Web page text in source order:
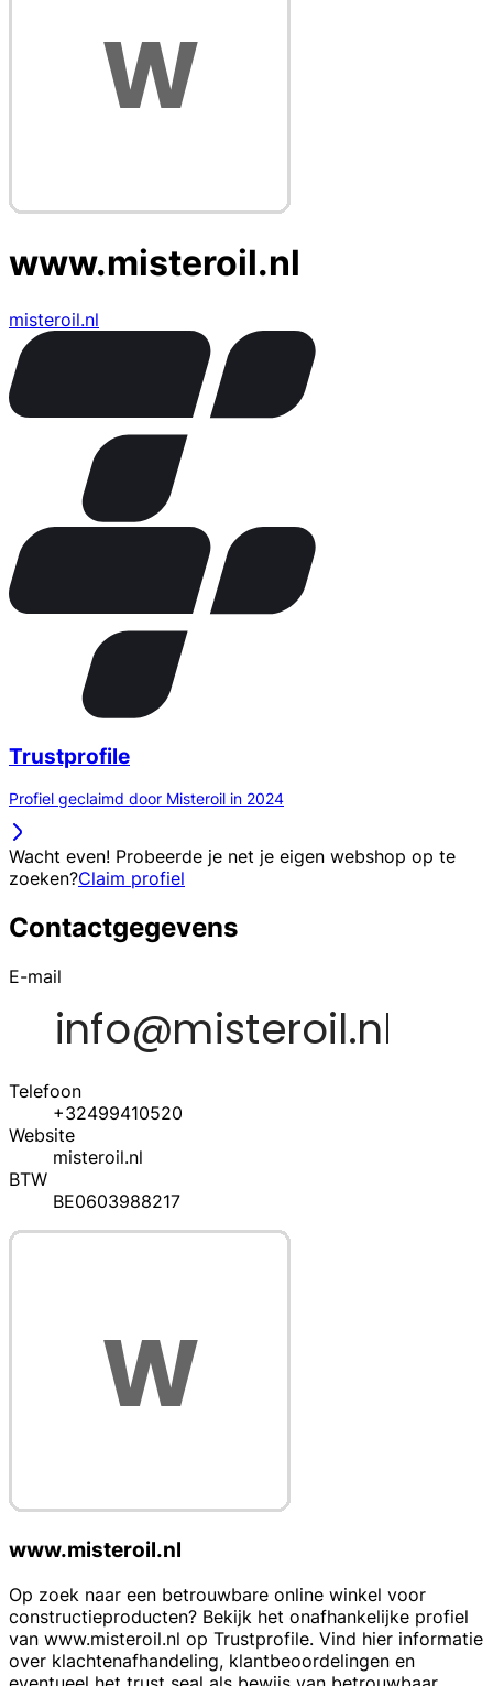
www.misteroil.nl
misteroil.nl
Trustprofile
Profiel geclaimd door Misteroil in 2024
Wacht even! Probeerde je net je eigen webshop op te
zoeken?Claim profiel
Contactgegevens
E-mail
Telefoon
+32499410520
Website
misteroil.nl
BTW
BE0603988217
www.misteroil.nl
Op zoek naar een betrouwbare online winkel voor
constructieproducten? Bekijk het onafhankelijke profiel
van www.misteroil.nl op Trustprofile. Vind hier informatie
over klachtenafhandeling, klantbeoordelingen en